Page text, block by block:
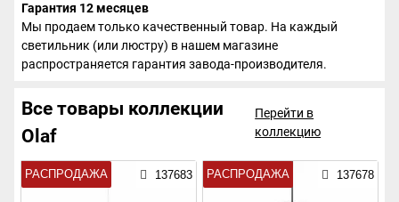
Гарантия 12 месяцев
Мы продаем только качественный товар. На каждый
светильник (или люстру) в нашем магазине
распространяется гарантия завода-производителя.
Все товары коллекции
Olaf
Перейти в
коллекцию
РАСПРОДАЖА 137683 РАСПРОДАЖА 137678